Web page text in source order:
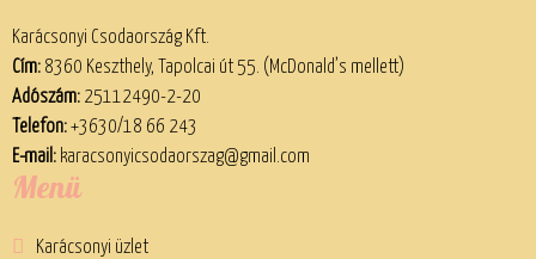
Karácsonyi Csodaország Kft.
Cím:8360 Keszthely, Tapolcai út 55. (McDonald’s mellett)
Adószám:25112490-2-20
Telefon:+3630/18 66 243
E-mail: karacsonyicsodaorszag@gmail.com
Menü
Karácsonyi üzlet